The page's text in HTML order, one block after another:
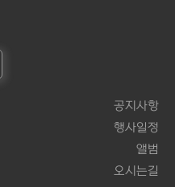
공지사항
행사일정
앨범
오시는길